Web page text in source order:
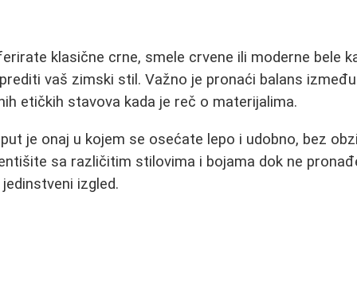
klasične crne, smele crvene ili moderne bele
vaš zimski stil. Važno je pronaći balans
etičkih stavova kada je reč o materijalima.
je onaj u kojem se osećate lepo i udobno, bez
sa različitim stilovima i bojama dok ne
izgled.